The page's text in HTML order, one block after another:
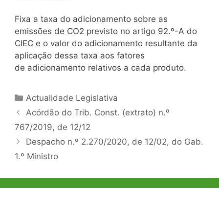
Fixa a taxa do adicionamento sobre as
emissões de CO2 previsto no artigo 92.º-A do
CIEC e o valor do adicionamento resultante da
aplicação dessa taxa aos fatores
de adicionamento relativos a cada produto.
Categorias
Actualidade Legislativa
Navegação
de
Acórdão do Trib. Const. (extrato) n.º
767/2019, de 12/12
Despacho n.º 2.270/2020, de 12/02, do Gab.
1.º Ministro